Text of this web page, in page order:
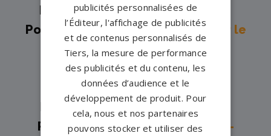
Pompes funèbres - Écommoy→
Pompes funèbres - La chartre sur le
loir→
Pompes funèbres -La Ferté-
Bernard→
Pompes funèbres -
La Flèche→
Pompes funèbres -La Suze-sur-
publicités personnalisées de
l’Éditeur, l'affichage de publicités
et de contenus personnalisés de
Tiers, la mesure de performance
des publicités et du contenu, les
données d’audience et le
développement de produit. Pour
cela, nous et nos partenaires
pouvons stocker et utiliser des